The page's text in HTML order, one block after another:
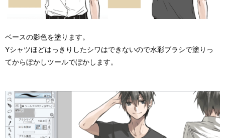
ベースの影色を塗ります。
Yシャツほどはっきりしたシワはできないので水彩ブラシで塗りっ
てからぼかしツールでぼかします。